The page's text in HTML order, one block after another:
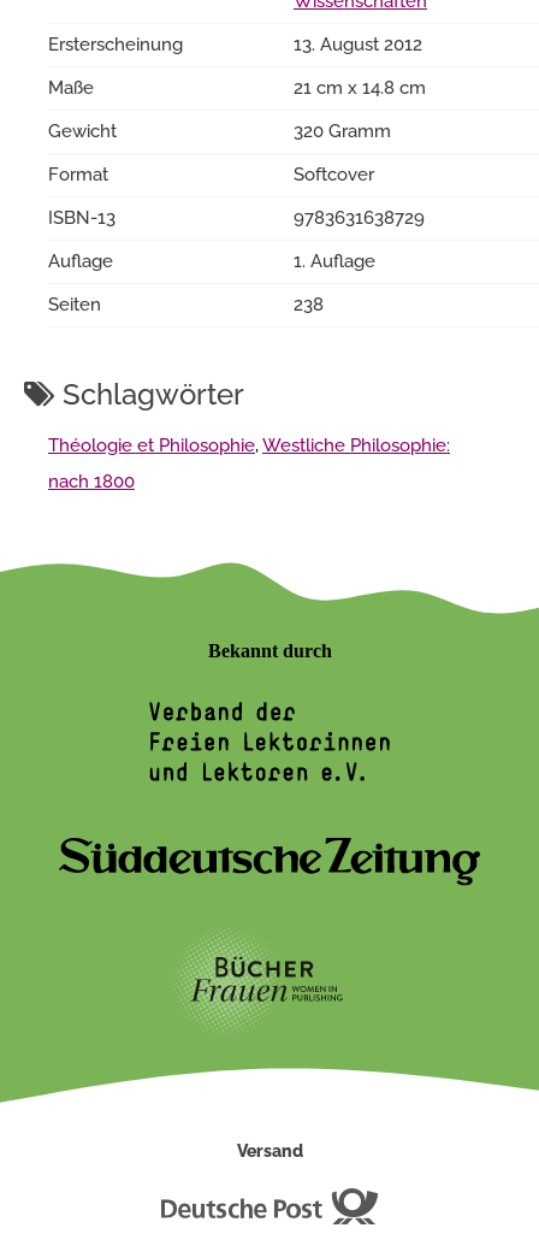
Ersterscheinung
13. August 2012
Maße
21 cm x 14.8 cm
Gewicht
320 Gramm
Format
Softcover
ISBN-13
9783631638729
Auflage
1. Auflage
Seiten
238
Schlagwörter
Théologie et Philosophie,Westliche Philosophie:
nach 1800
Bekannt durch
Versand